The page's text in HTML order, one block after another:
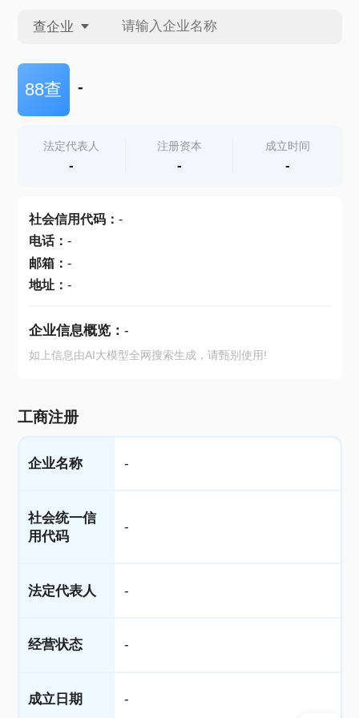
查企业
查企业
查产地
88查 -
法定代表人
-
注册资本
-
成立时间
-
社会信用代码： -
电话： -
邮箱： -
地址： -
企业信息概览： -
如上信息由AI大模型全网搜索生成，请甄别使用!
工商注册
企业名称 -
社会统一信
用代码
-
法定代表人 -
经营状态 -
成立日期 -